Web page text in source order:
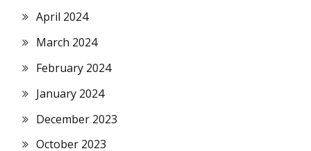
April 2024
March 2024
February 2024
January 2024
December 2023
October 2023